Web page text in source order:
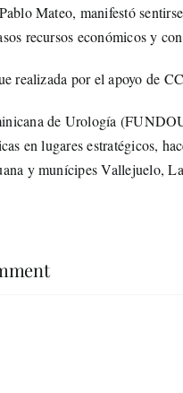
Mateo, manifestó
recursos económicos y
realizada por el apoyo de
de Urología
en lugares estratégicos,
y munícipes Vallejuelo,